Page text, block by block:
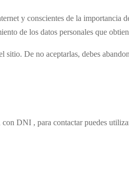
y conscientes de la
de los datos personales que
De no aceptarlas, debes
DNI , para contactar puedes